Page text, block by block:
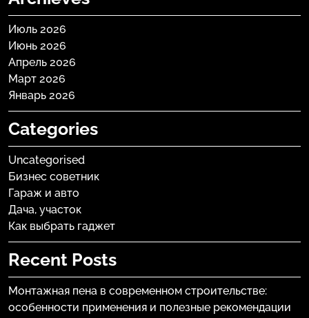
Июль 2026
Июнь 2026
Апрель 2026
Март 2026
Январь 2026
Categories
Uncategorised
Бизнес советник
Гараж и авто
Дача, участок
Как выбрать гаджет
Recent Posts
Монтажная пена в современном строительстве:
особенности применения и полезные рекомендации